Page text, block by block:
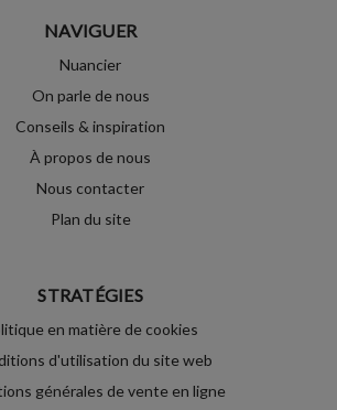
NAVIGUER
Nuancier
On parle de nous
Conseils & inspiration
À propos de nous
Nous contacter
Plan du site
STRATÉGIES
en matière de cookies
d'utilisation du site web
générales de vente en ligne